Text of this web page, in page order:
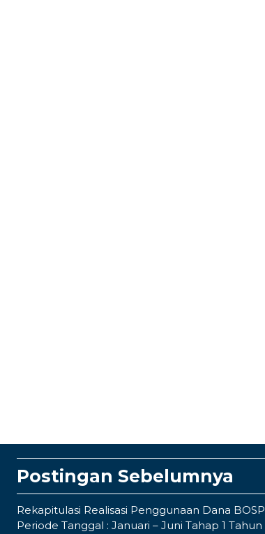
Postingan Sebelumnya
Rekapitulasi Realisasi Penggunaan Dana BOSP
Periode Tanggal : Januari – Juni Tahap 1 Tahun